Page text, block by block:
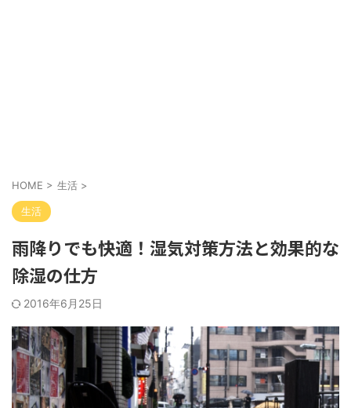
HOME > 生活 >
生活
雨降りでも快適！湿気対策方法と効果的な
除湿の仕方
2016年6月25日